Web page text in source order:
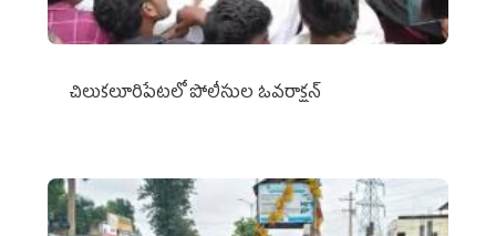
చిలుక‌లూరిపేట‌లో పోలీసుల ఓవ‌రాక్ష‌న్‌